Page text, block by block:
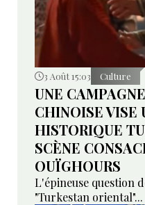
3 Août 15:03 Culture
UNE
CHINOISE VISE
HISTORIQUE
SCÈNE
OUÏGHOURS
L'épineuse question
"Turkestan oriental"...